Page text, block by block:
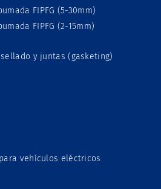
FIPFG (5-30mm)
FIPFG (2-15mm)
y juntas (gasketing)
vehículos eléctricos